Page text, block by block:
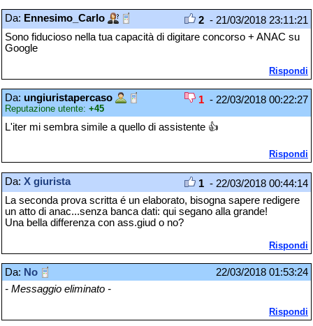
Da: Ennesimo_Carlo 2 - 21/03/2018 23:11:21
Sono fiducioso nella tua capacità di digitare concorso + ANAC su
Google
Rispondi
Da: ungiuristapercaso
Reputazione utente: +45
1 - 22/03/2018 00:22:27
L'iter mi sembra simile a quello di assistente 👍
Rispondi
Da: X giurista 1 - 22/03/2018 00:44:14
La seconda prova scritta é un elaborato, bisogna sapere redigere
un atto di anac...senza banca dati: qui segano alla grande!
Una bella differenza con ass.giud o no?
Rispondi
Da: No
22/03/2018 01:53:24
- Messaggio eliminato -
Rispondi